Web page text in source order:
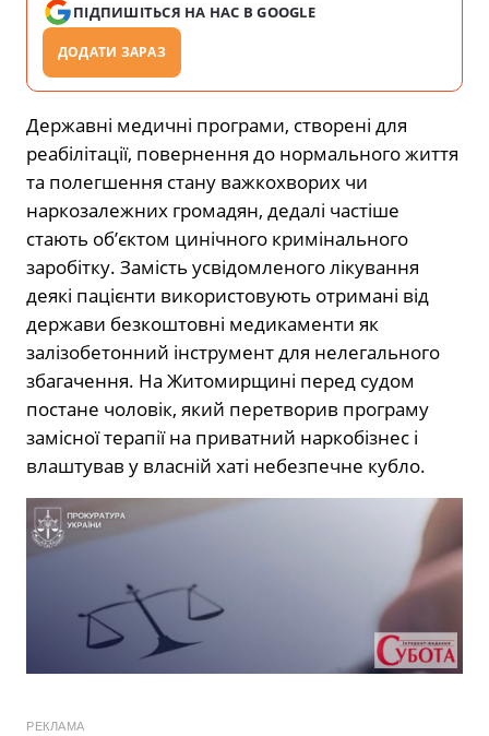
ПІДПИШІТЬСЯ НА НАС В GOOGLE
ДОДАТИ ЗАРАЗ
Державні медичні програми, створені для
реабілітації, повернення до нормального життя
та полегшення стану важкохворих чи
наркозалежних громадян, дедалі частіше
стають об’єктом цинічного кримінального
заробітку. Замість усвідомленого лікування
деякі пацієнти використовують отримані від
держави безкоштовні медикаменти як
залізобетонний інструмент для нелегального
збагачення. На Житомирщині перед судом
постане чоловік, який перетворив програму
замісної терапії на приватний наркобізнес і
влаштував у власній хаті небезпечне кубло.
РЕКЛАМА